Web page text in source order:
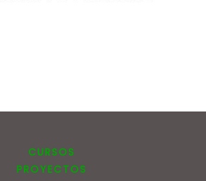
CURSOS
PROYECTOS